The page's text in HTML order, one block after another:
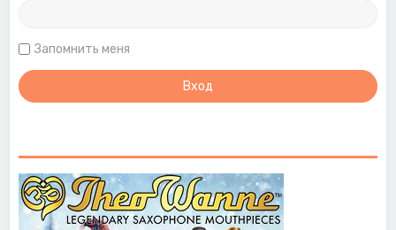
Запомнить меня